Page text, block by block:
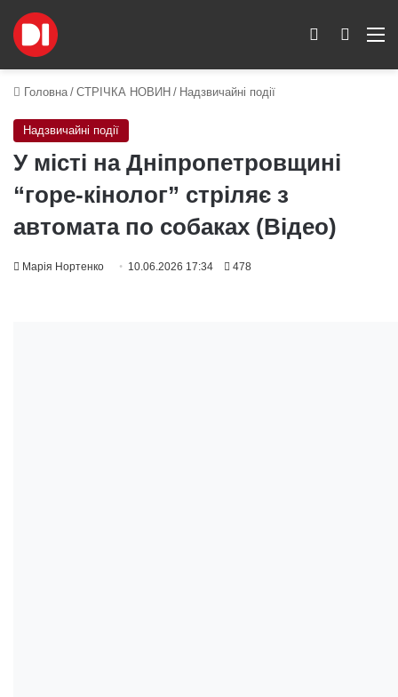
Пошук
Switch skin
Головна / СТРІЧКА НОВИН / Надзвичайні події
Надзвичайні події
У місті на Дніпропетровщині
“горе-кінолог” стріляє з
автомата по собаках (Відео)
Марія Нортенко 10.06.2026 17:34 478